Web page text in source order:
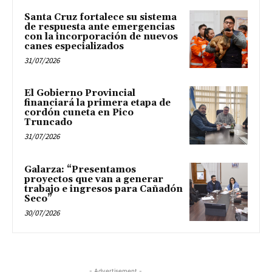
Santa Cruz fortalece su sistema
de respuesta ante emergencias
con la incorporación de nuevos
canes especializados
31/07/2026
El Gobierno Provincial
financiará la primera etapa de
cordón cuneta en Pico
Truncado
31/07/2026
Galarza: “Presentamos
proyectos que van a generar
trabajo e ingresos para Cañadón
Seco”
30/07/2026